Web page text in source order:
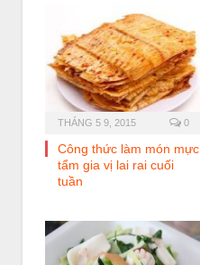
THÁNG 5 9, 2015 0
Công thức làm món mực
tẩm gia vị lai rai cuối
tuần